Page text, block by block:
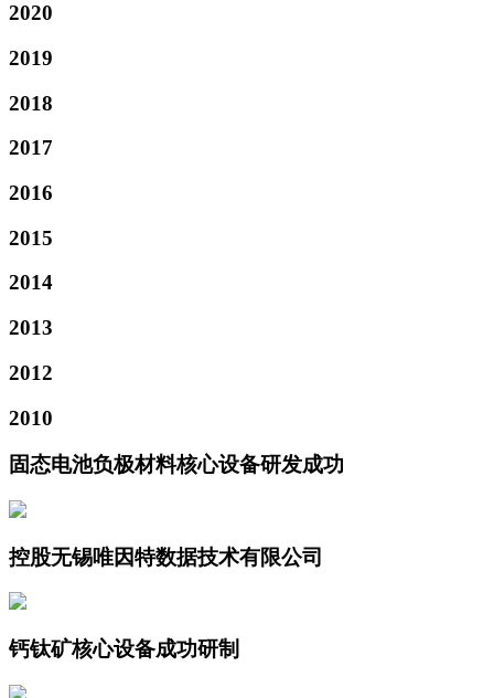
2020
2019
2018
2017
2016
2015
2014
2013
2012
2010
固态电池负极材料核心设备研发成功
控股无锡唯因特数据技术有限公司
钙钛矿核心设备成功研制